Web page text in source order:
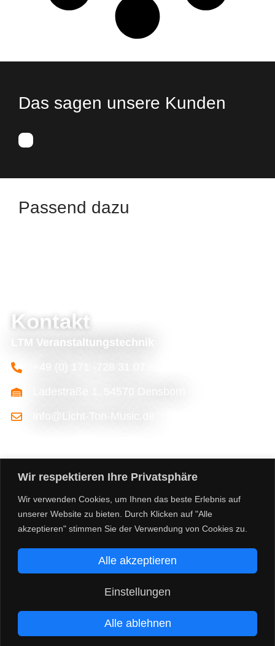
Wir respektieren Ihre Privatsphäre
Wir verwenden Cookies, um Ihnen das beste Erlebnis auf
unserer Website zu bieten. Durch Klicken auf "Alle
akzeptieren" stimmen Sie der Verwendung von Cookies zu.
Einstellungen
Alle ablehnen
Alle akzeptieren
Das sagen unsere Kunden
Passend dazu
Kontakt
LTM Veranstaltungstechnik
©2026 licht-ton-music.de
Richtlinie für Rückerstattungen und Rückgaben
Allgemeine Geschäftsbedingungen